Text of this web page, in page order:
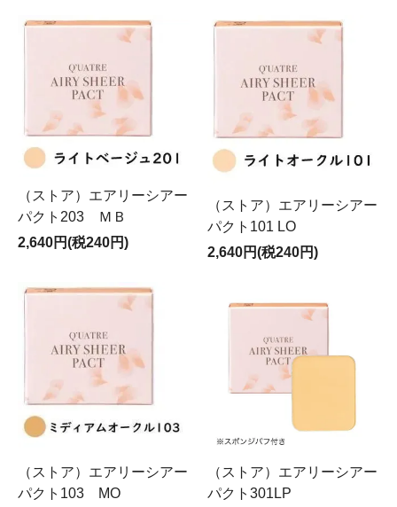
（ストア）エアリーシアー
パクト203 ＭＢ
2,640円(税240円)
（ストア）エアリーシアー
パクト101 LO
2,640円(税240円)
（ストア）エアリーシアー
パクト103 MO
（ストア）エアリーシアー
パクト301LP